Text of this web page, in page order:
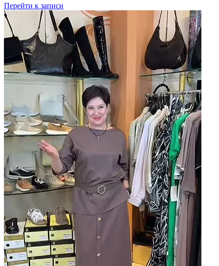
Перейти к записи